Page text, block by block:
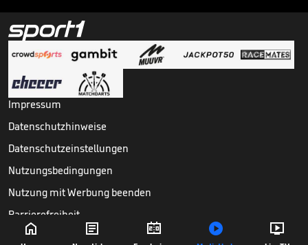
    
Impressum
Datenschutzhinweise
Datenschutzeinstellungen
Nutzungsbedingungen
Nutzung mit Werbung beenden
Barrierefreiheit
Copyright © Sport1 GmbH. Alle Rechte vorbehalten.